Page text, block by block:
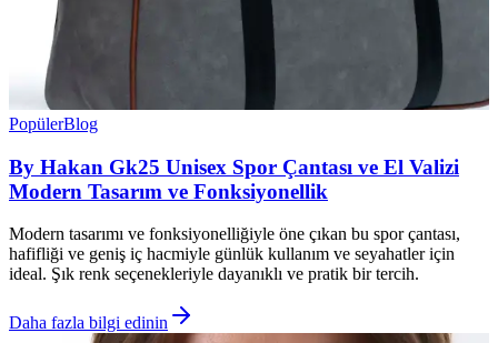
PopülerBlog
By Hakan Gk25 Unisex Spor Çantası ve El Valizi
Modern Tasarım ve Fonksiyonellik
Modern tasarımı ve fonksiyonelliğiyle öne çıkan bu spor çantası,
hafifliği ve geniş iç hacmiyle günlük kullanım ve seyahatler için
ideal. Şık renk seçenekleriyle dayanıklı ve pratik bir tercih.
Daha fazla bilgi edinin